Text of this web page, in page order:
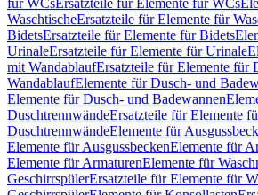
für WCsErsatzteile für Elemente für WCs
WaschtischeErsatzteile für Elemente für
BidetsErsatzteile für Elemente für Bidets
UrinaleErsatzteile für Elemente für Urinale
mit WandablaufErsatzteile für Elemente für
WandablaufElemente für Dusch- und
Elemente für Dusch- und Badewannen
DuschtrennwändeErsatzteile für Elemente
DuschtrennwändeElemente für
Elemente für AusgussbeckenElemente für
Elemente für ArmaturenElemente für
GeschirrspülerErsatzteile für Elemente für